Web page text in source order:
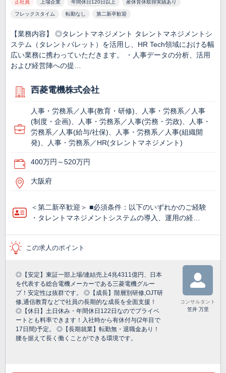
正社員 上場企業 年間休日120日以上 産休育休取得実績あり
フレックスタイム 転勤なし 第二新卒歓迎
【業務内容】 ◎タレントマネジメント タレントマネジメントシ
ステム（タレントパレット）を活用し、HR Tech領域における幅
広い業務に携わっていただきます。 ・人事データの分析、活用
および経営陣への提…
西菱電機株式会社
人事・労務系／人事(教育・研修)、人事・労務系／人事
(制度・企画)、人事・労務系／人事(労務・労政)、人事・
労務系／人事(給与/社保)、人事・労務系／人事(組織開
発)、人事・労務系／HR(タレントマネジメント)
400万円～520万円
大阪府
＜第二新卒歓迎＞ ■必須条件：以下のいずれかのご経験
・タレントマネジメントシステムの導入、運用の経…
この求人のポイント
◎【安定】東証一部上場/連結売上4兆4311億円、日本
を代表する総合電機メーカーである三菱電機グルー
プ！安定性は抜群です。 ◎【成長】階層別研修,OJT研
修,通信教育などで社員の長期的な成長を全面支援！
◎【休日】土日休み・年間休日122日なのでプライベ
ートとも料率できます！入社時から有休付与(2年目で
17日間)予定。 ◎【長期就業】転勤無・退職金あり！
腰を据えて長く働くことができる環境です。
コンサルタント
笠井 万里